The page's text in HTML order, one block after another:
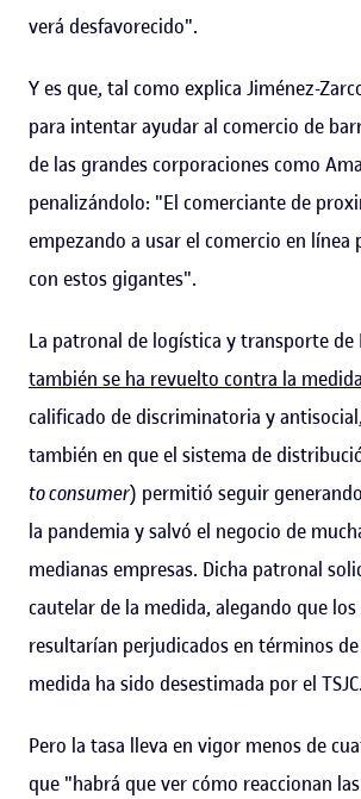
verá desfavorecido".
Y es que, tal como explica Jiménez-
para intentar ayudar al comercio de
de las grandes corporaciones como
penalizándolo: "El comerciante de
empezando a usar el comercio en línea
con estos gigantes".
La patronal de logística y transporte de
también se ha revuelto contra la medida
calificado de discriminatoria y
también en que el sistema de
to consumer) permitió seguir
la pandemia y salvó el negocio de
medianas empresas. Dicha patronal
cautelar de la medida, alegando que
resultarían perjudicados en términos
medida ha sido desestimada por el TSJC.
Pero la tasa lleva en vigor menos de
que "habrá que ver cómo reaccionan